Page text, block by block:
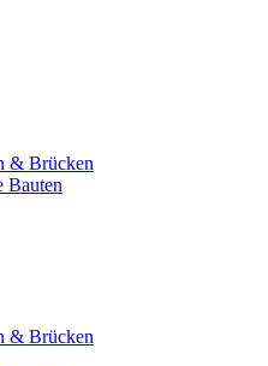
& Brücken
Bauten
& Brücken